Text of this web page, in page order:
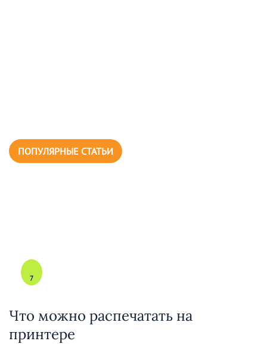
ПОПУЛЯРНЫЕ СТАТЬИ
7
Что можно распечатать на
принтере